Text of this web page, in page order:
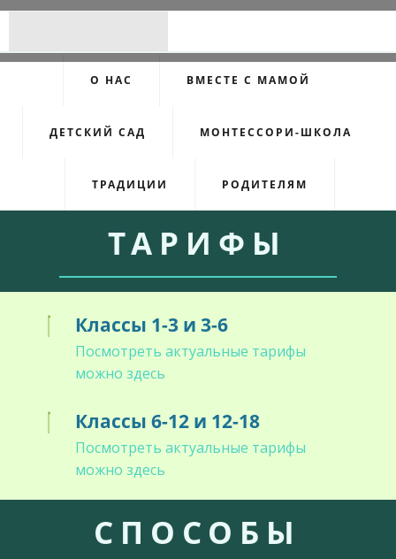
О НАС ВМЕСТЕ С МАМОЙ
ДЕТСКИЙ САД МОНТЕССОРИ-ШКОЛА
ТРАДИЦИИ РОДИТЕЛЯМ
ТАРИФЫ
Классы 1-3 и 3-6
Посмотреть актуальные тарифы
можно здесь
Классы 6-12 и 12-18
Посмотреть актуальные тарифы
можно здесь
СПОСОБЫ